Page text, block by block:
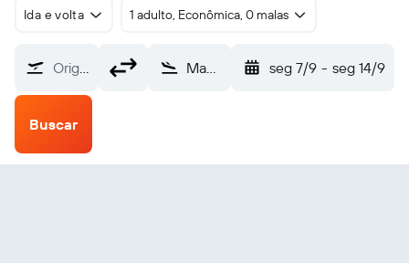
Ida e volta 1 adulto, Econômica, 0 malas
Origem Maasai Mara Angama (ANA) seg 7/9 - seg 14/9
Buscar